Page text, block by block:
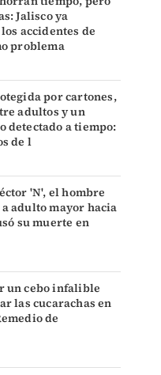
Jalisco ya
accidentes de
problema
por cartones,
adultos y un
detectado a tiempo:
de l
'N', el hombre
adulto mayor hacia
su muerte en
un cebo infalible
las cucarachas en
de